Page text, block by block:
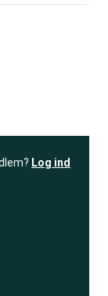
Log ind